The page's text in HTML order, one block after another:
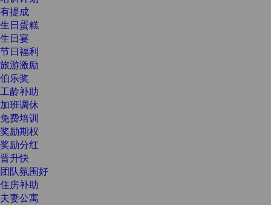
有提成
生日蛋糕
生日宴
节日福利
旅游激励
伯乐奖
工龄补助
加班调休
免费培训
奖励期权
奖励分红
晋升快
团队氛围好
住房补助
夫妻公寓